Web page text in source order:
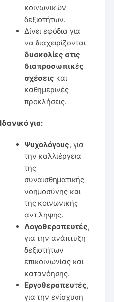
κοινωνικών
δεξιοτήτων.
Δίνει εφόδια για
να διαχειρίζονται
δυσκολίες στις
διαπροσωπικές
σχέσεις και
καθημερινές
προκλήσεις.
Ιδανικό για:
Ψυχολόγους, για
την καλλιέργεια
της
συναισθηματικής
νοημοσύνης και
της κοινωνικής
αντίληψης.
Λογοθεραπευτές,
για την ανάπτυξη
δεξιοτήτων
επικοινωνίας και
κατανόησης.
Εργοθεραπευτές,
για την ενίσχυση